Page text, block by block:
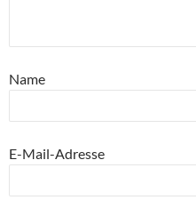
Name
E-Mail-Adresse